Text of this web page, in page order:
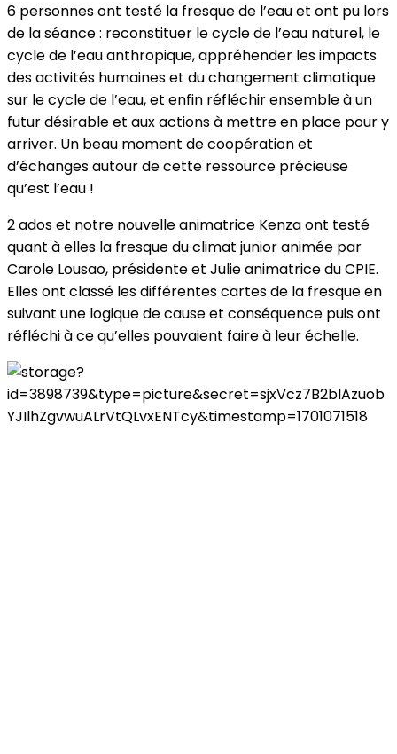
6 personnes ont testé la fresque de l’eau et ont pu lors
de la séance : reconstituer le cycle de l’eau naturel, le
cycle de l’eau anthropique, appréhender les impacts
des activités humaines et du changement climatique
sur le cycle de l’eau, et enfin réfléchir ensemble à un
futur désirable et aux actions à mettre en place pour y
arriver. Un beau moment de coopération et
d’échanges autour de cette ressource précieuse
qu’est l’eau !
2 ados et notre nouvelle animatrice Kenza ont testé
quant à elles la fresque du climat junior animée par
Carole Lousao, présidente et Julie animatrice du CPIE.
Elles ont classé les différentes cartes de la fresque en
suivant une logique de cause et conséquence puis ont
réfléchi à ce qu’elles pouvaient faire à leur échelle.